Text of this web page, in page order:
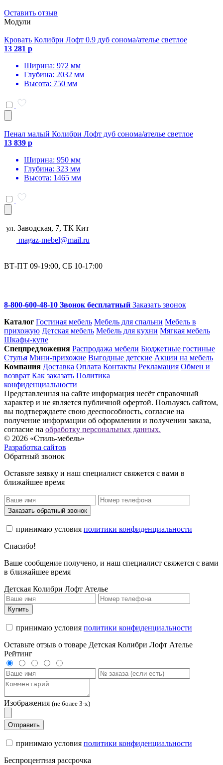
Оставить отзыв
Модули
Кровать Колибри Лофт 0.9 дуб сонома/ателье светлое
13 281 р
Ширина: 972 мм
Глубина: 2032 мм
Высота: 750 мм
Пенал малый Колибри Лофт дуб сонома/ателье светлое
13 839 р
Ширина: 950 мм
Глубина: 323 мм
Высота: 1465 мм
ул. Заводская, 7, ТК Кит
magaz-mebel@mail.ru
ВТ-ПТ 09-19:00, СБ 10-17:00
8-800-600-48-10 Звонок бесплатный Заказать звонок
Каталог Гостиная мебель Мебель для спальни Мебель в
прихожую Детская мебель Мебель для кухни Мягкая мебель
Шкафы-купе
Спец­предложения Распродажа мебели Бюджетные гостиные
Стулья Мини-прихожие Выгодные детские Акции на мебель
Компания Доставка Оплата Контакты Рекламация Обмен и
возврат Как заказать Политика
конфиденциальности
Представленная на сайте информация несёт справочный
характер и не является публичной офертой. Пользуясь сайтом,
вы подтверждаете свою дееспособность, согласие на
получение информации об оформлении и получении заказа,
согласие на обработку персональных данных.
© 2026 «Стиль-мебель»
Разработка сайтов
Обратный звонок
Оставьте заявку и наш специалист свяжется с вами в
ближайшее время
Заказать обратный звонок
принимаю условия политики конфиденциальности
Спасибо!
Ваше сообщение получено, и наш специалист свяжется с вами
в ближайшее время
Детская Колибри Лофт Ателье
Купить
принимаю условия политики конфиденциальности
Оставьте отзыв о товаре Детская Колибри Лофт Ателье
Рейтинг
Изображения (не более 3-х)
Отправить
принимаю условия политики конфиденциальности
Беспроцентная рассрочка